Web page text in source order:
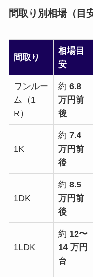
間取り別相場（目
間取り
相場目
安
ワンルー
ム（1
R）
約 6.8
万円前
後
1K
約 7.4
万円前
後
1DK
約 8.5
万円前
後
1LDK
約 12〜
14 万円
台